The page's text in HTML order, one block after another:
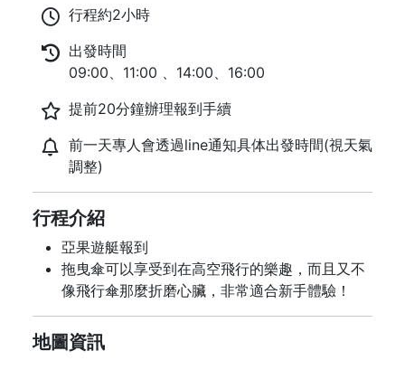
行程約2小時
出發時間
09:00、11:00 、14:00、16:00
提前20分鐘辦理報到手續
前一天專人會透過line通知具体出發時間(視天氣
調整)
行程介紹
亞果遊艇報到
拖曳傘可以享受到在高空飛行的樂趣，而且又不
像飛行傘那麼折磨心臟，非常適合新手體驗！
地圖資訊